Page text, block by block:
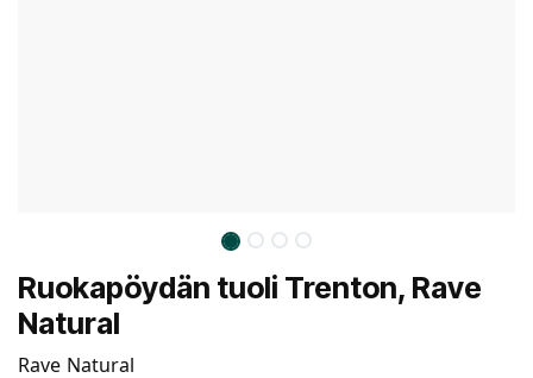
Ruokapöydän tuoli Trenton, Rave
Natural
Rave Natural